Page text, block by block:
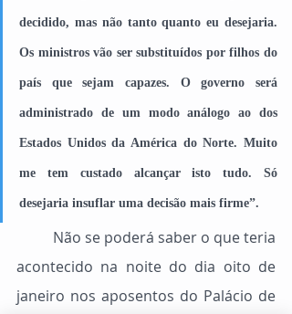
decidido, mas não tanto quanto eu desejaria.
Os ministros vão ser substituídos por filhos do
país que sejam capazes. O governo será
administrado de um modo análogo ao dos
Estados Unidos da América do Norte. Muito
me tem custado alcançar isto tudo. Só
desejaria insuflar uma decisão mais firme”.
acontecido na noite do dia oito de
janeiro nos aposentos do Palácio de